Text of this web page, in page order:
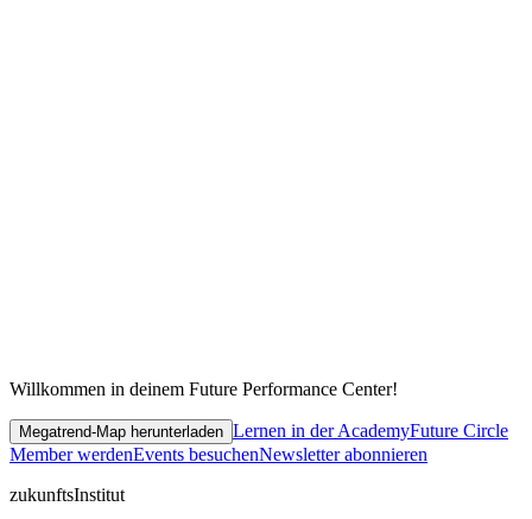
Willkommen in deinem Future Performance Center!
Megatrend-Map herunterladen Lernen in der AcademyFuture Circle
Member werdenEvents besuchenNewsletter abonnieren
zukunftsInstitut